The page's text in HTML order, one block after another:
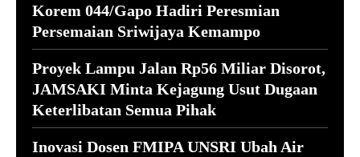
Korem 044/Gapo Hadiri Peresmian
Persemaian Sriwijaya Kemampo
Proyek Lampu Jalan Rp56 Miliar Disorot,
JAMSAKI Minta Kejagung Usut Dugaan
Keterlibatan Semua Pihak
Inovasi Dosen FMIPA UNSRI Ubah Air